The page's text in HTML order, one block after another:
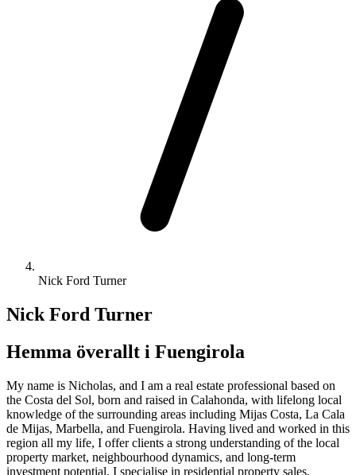
Nick Ford Turner
Nick Ford Turner
Hemma överallt i Fuengirola
My name is Nicholas, and I am a real estate professional based on
the Costa del Sol, born and raised in Calahonda, with lifelong local
knowledge of the surrounding areas including Mijas Costa, La Cala
de Mijas, Marbella, and Fuengirola. Having lived and worked in this
region all my life, I offer clients a strong understanding of the local
property market, neighbourhood dynamics, and long-term
investment potential. I specialise in residential property sales,